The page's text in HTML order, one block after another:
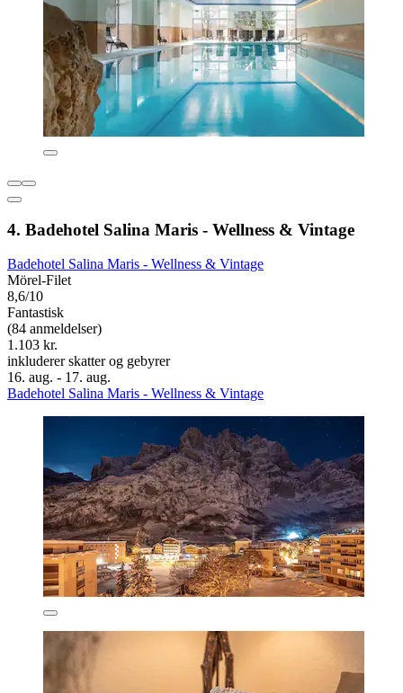
4. Badehotel Salina Maris - Wellness & Vintage
Badehotel Salina Maris - Wellness & Vintage
Mörel-Filet
8,6/10
Fantastisk
(84 anmeldelser)
1.103 kr.
inkluderer skatter og gebyrer
16. aug. - 17. aug.
Badehotel Salina Maris - Wellness & Vintage